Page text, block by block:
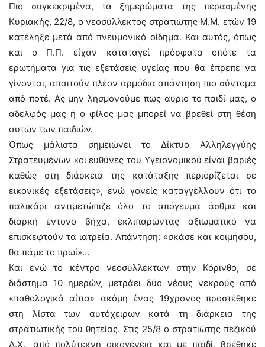
Πιο συγκεκριμένα, τα ξημερώματα της περασμένης
Κυριακής, 22/8, ο νεοσύλλεκτος στρατιώτης Μ.Μ. ετών 19
κατέληξε μετά από πνευμονικό οίδημα. Και αυτός, όπως
και ο Π.Π. είχαν καταταγεί πρόσφατα οπότε τα
ερωτήματα για τις εξετάσεις υγείας που θα έπρεπε να
γίνονται, απαιτούν πλέον αρμόδια απάντηση πιο σύντομα
από ποτέ. Ας μην λησμονούμε πως αύριο το παιδί μας, ο
αδελφός μας ή ο φίλος μας μπορεί να βρεθεί στη θέση
αυτών των παιδιών.
Όπως μάλιστα σημειώνει το Δίκτυο Αλληλεγγύης
Στρατευμένων «οι ευθύνες του Υγειονομικού είναι βαριές
καθώς στη διάρκεια της κατάταξης περιορίζεται σε
εικονικές εξετάσεις», ενώ γονείς καταγγέλλουν ότι το
παλικάρι αντιμετώπιζε όλο το απόγευμα άσθμα και
διαρκή έντονο βήχα, εκλιπαρώντας αξιωματικό να
επισκεφτούν τα ιατρεία. Απάντηση: «σκάσε και κοιμήσου,
θα πάμε το πρωί»…
Και ενώ το κέντρο νεοσύλλεκτων στην Κόρινθο, σε
διάστημα 10 ημερών, μετράει δύο νέους νεκρούς από
«παθολογικά αίτια» ακόμη ένας 19χρονος προστέθηκε
στη λίστα των αυτόχειρων κατά τη διάρκεια της
στρατιωτικής του θητείας. Στις 25/8 ο στρατιώτης πεζικού
Δ.Χ., από πολύτεκνη οικογένεια και με παιδί, βρέθηκε